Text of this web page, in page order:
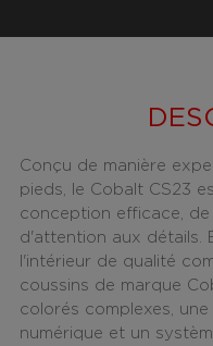
Conçu de manière
pieds, le Cobalt CS23
conception efficace,
d'attention aux détails.
l'intérieur de qualité
coussins de marque
colorés complexes,
numérique et un